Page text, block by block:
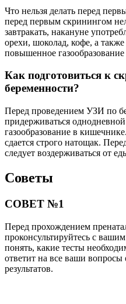
Что нельзя делать перед
перед первым скринингом
завтракать, накануне
орехи, шоколад, кофе, а
повышенное
Как подготовиться к
беременности?
Перед проведением УЗИ по
придерживаться
газообразование в
сдается строго натощак.
следует воздерживаться от
Советы
СОВЕТ №1
Перед прохождением
проконсультируйтесь с
понять, какие тесты
ответит на все ваши вопросы
результатов.